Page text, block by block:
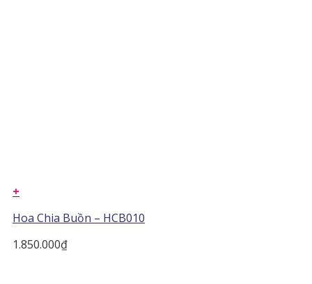
+
Hoa Chia Buồn – HCB010
1.850.000₫